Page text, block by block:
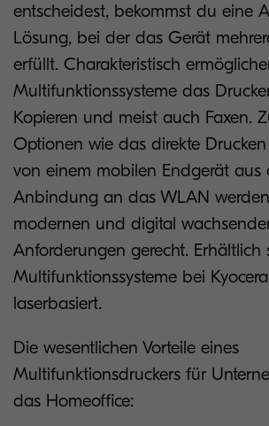
entscheidest, bekommst du eine
Lösung, bei der das Gerät
erfüllt. Charakteristisch
Multifunktionssysteme das
Kopieren und meist auch Faxen.
Optionen wie das direkte
von einem mobilen Endgerät aus
Anbindung an das WLAN
modernen und digital
Anforderungen gerecht. Erhältlich
Multifunktionssysteme bei
laserbasiert.
Die wesentlichen Vorteile eines
Multifunktionsdruckers für
das Homeoffice: